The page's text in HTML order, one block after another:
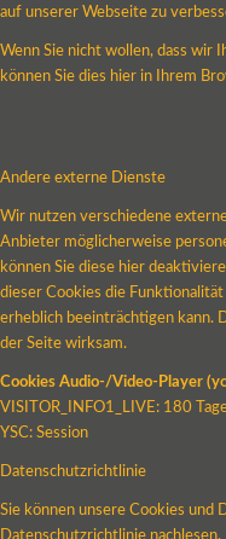
auf unserer Webseite zu
Wenn Sie nicht wollen, dass wir
können Sie dies hier in Ihrem
Andere externe Dienste
Wir nutzen verschiedene
Anbieter möglicherweise
können Sie diese hier
dieser Cookies die
erheblich beeinträchtigen kann.
der Seite wirksam.
Cookies Audio-/Video-Player
VISITOR_INFO1_LIVE: 180
YSC: Session
Datenschutzrichtlinie
Sie können unsere Cookies und